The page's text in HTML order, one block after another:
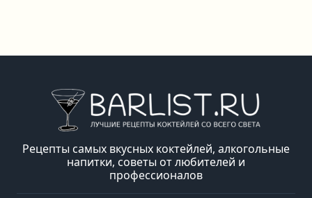
Рецепты самых вкусных коктейлей, алкогольные
напитки, советы от любителей и
профессионалов